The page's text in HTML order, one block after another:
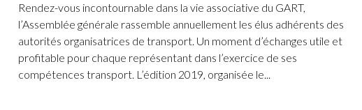
Rendez-vous incontournable dans la vie associative du GART,
l’Assemblée générale rassemble annuellement les élus adhérents des
autorités organisatrices de transport. Un moment d’échanges utile et
profitable pour chaque représentant dans l’exercice de ses
compétences transport. L’édition 2019, organisée le...